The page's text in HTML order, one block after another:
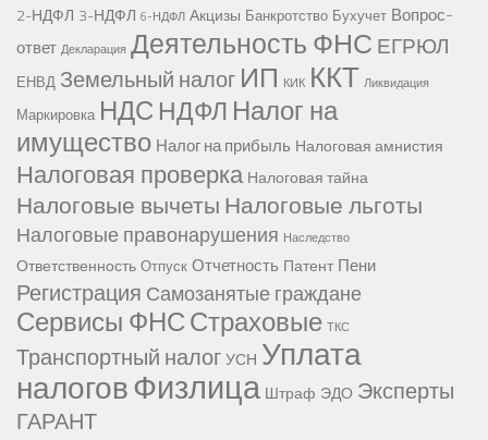
2-НДФЛ 3-НДФЛ 6-НДФЛ Акцизы Банкротство Бухучет Вопрос-
ответ Декларация Деятельность ФНС ЕГРЮЛ
ЕНВД Земельный налог ИП КИК ККТ Ликвидация
Маркировка НДС НДФЛ Налог на
имущество Налог на прибыль Налоговая амнистия
Налоговая проверка Налоговая тайна
Налоговые вычетыНалоговые льготы
Налоговые правонарушения Наследство
Ответственность Отпуск Отчетность Патент Пени
Регистрация Самозанятые граждане
Сервисы ФНССтраховые ТКС
Транспортный налогУСН Уплата
налоговФизлица Штраф ЭДО Эксперты
ГАРАНТ